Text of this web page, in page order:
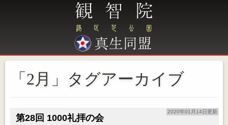
「2月」タグアーカイブ
2020年01月14日更新
第28回 1000礼拝の会